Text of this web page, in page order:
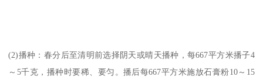
(2)播种：春分后至清明前选择阴天或晴天播种，每667平方米播子4
～5千克，播种时要稀、要匀。播后每667平方米施放石膏粉10～15